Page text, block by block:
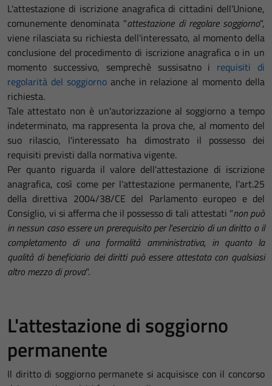
L'attestazione di iscrizione anagrafica di cittadini dell'Unione,
comunemente denominata "attestazione di regolare soggiorno",
viene rilasciata su richiesta dell'interessato, al momento della
conclusione del procedimento di iscrizione anagrafica o in un
momento successivo, semprechè sussisatno i requisiti di
regolarità del soggiornoanche in relazione al momento della
richiesta.
Tale attestato non è un'autorizzazione al soggiorno a tempo
indeterminato, ma rappresenta la prova che, al momento del
suo rilascio, l'interessato ha dimostrato il possesso dei
requisiti previsti dalla normativa vigente.
Per quanto riguarda il valore dell'attestazione di iscrizione
anagrafica, così come per l'attestazione permanente, l'art.25
della direttiva 2004/38/CE del Parlamento europeo e del
Consiglio, vi si afferma che il possesso di tali attestati "non può
in nessun caso essere un prerequisito per l'esercizio di un diritto o il
completamento di una formalità amministrativa, in quanto la
qualità di beneficiario dei diritti può essere attestata con qualsiasi
altro mezzo di prova".
L'attestazione di soggiorno
permanente
Il diritto di soggiorno permanete si acquisisce con il concorso